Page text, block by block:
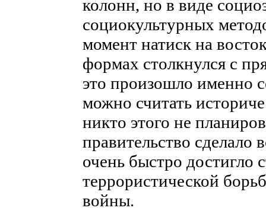
колонн, но в виде
социокультурных
момент натиск на
формах столкнулся с
это произошло именно
можно считать
никто этого не
правительство сделало
очень быстро достигло
террористической
войны.